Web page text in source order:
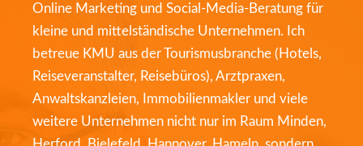
Online Marketing und Social-Media-Beratung für
kleine und mittelständische Unternehmen. Ich
betreue KMU aus der Tourismusbranche (Hotels,
Reiseveranstalter, Reisebüros), Arztpraxen,
Anwaltskanzleien, Immobilienmakler und viele
weitere Unternehmen nicht nur im Raum Minden,